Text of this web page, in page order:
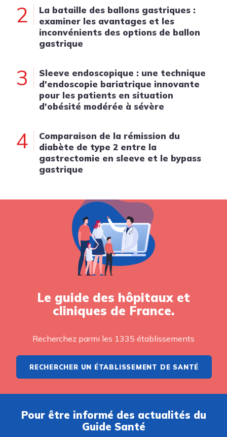
2
La bataille des ballons gastriques :
examiner les avantages et les
inconvénients des options de ballon
gastrique
3
Sleeve endoscopique : une technique
d'endoscopie bariatrique innovante
pour les patients en situation
d'obésité modérée à sévère
4
Comparaison de la rémission du
diabète de type 2 entre la
gastrectomie en sleeve et le bypass
gastrique
Le guide des hôpitaux et
cliniques de France.
Recherchez parmi les 1335 établissements
RECHERCHER UN ÉTABLISSEMENT DE SANTÉ
Pour être informé des actualités du
Guide Santé